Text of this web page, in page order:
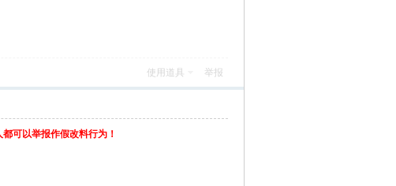
使用道具 举报
可以举报作假改料行为！